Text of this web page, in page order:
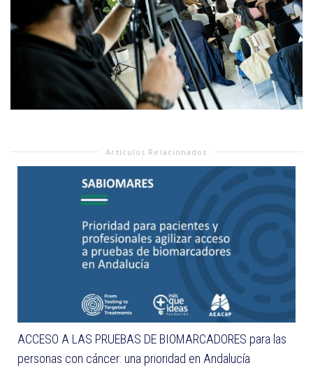
Artículos Relacionados
ACCESO A LAS PRUEBAS DE BIOMARCADORES para las
personas con cáncer: una prioridad en Andalucía